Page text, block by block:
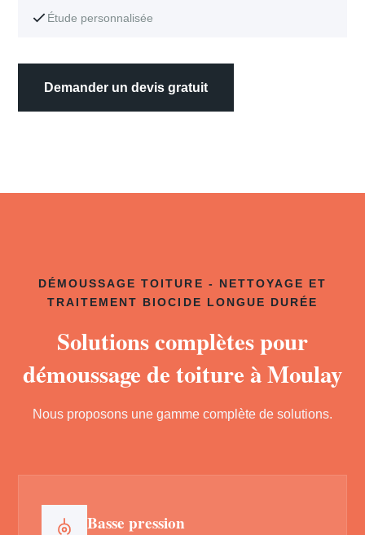
Étude personnalisée
Demander un devis gratuit
DÉMOUSSAGE TOITURE - NETTOYAGE ET
TRAITEMENT BIOCIDE LONGUE DURÉE
Solutions complètes pour
démoussage de toiture à Moulay
Nous proposons une gamme complète de solutions.
Basse pression